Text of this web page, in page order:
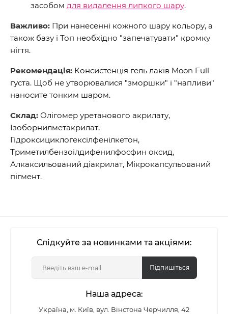
засобом для видалення липкого шару.
Важливо: При нанесенні кожного шару кольору, а
також базу і Топ необхідно "запечатувати" кромку
нігтя.
Рекомендація: Консистенція гель лаків Moon Full
густа. Щоб не утворювалися "зморшки" і "напливи"
наносите тонким шаром.
Склад: Олігомер уретанового акрилату,
Ізоборнилметакрилат,
Гідроксициклогексілфенілкетон,
Триметилбензоілдифенилфосфин оксид,
Алкаксильований діакрилат, Мікрокапсульований
пігмент.
Слідкуйте за новинками та акціями:
Підпишіться
Наша адреса:
Україна, м. Київ, вул. Вінстона Черчилля, 42